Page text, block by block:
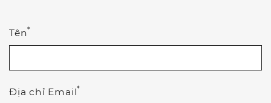
Tên*
Địa chỉ Email*